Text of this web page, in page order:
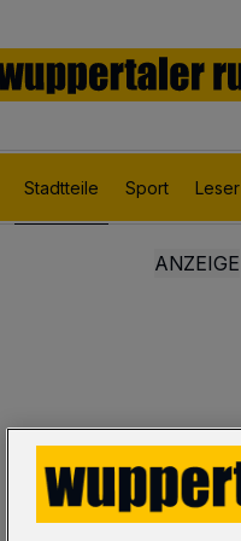
Stadtteile Sport Leser